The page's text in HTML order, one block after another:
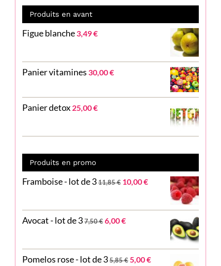
Produits en avant
Figue blanche 3,49€
Panier vitamines 30,00€
Panier detox 25,00€
Produits en promo
Framboise - lot de 311,85€ Le
était :
11,85 €.
10,00€Le
est :
10,00 €.
Avocat - lot de 37,50€Le
était :
7,50 €.
6,00€Le
est :
6,00 €.
Pomelos rose - lot de 35,85€ Le
5,00€Le